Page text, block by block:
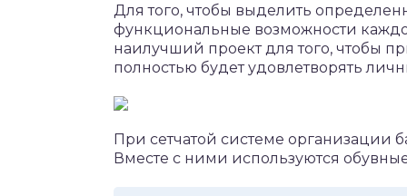
Для того, чтобы выделить
функциональные возможности
наилучший проект для того, чтобы
полностью будет удовлетворять
При сетчатой системе организации
Вместе с ними используются